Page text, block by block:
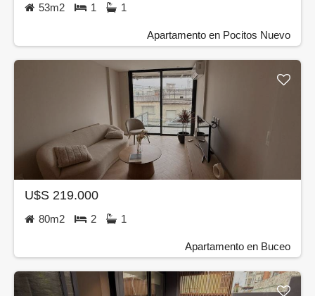
53m2 1 1
Apartamento en Pocitos Nuevo
U$S 219.000
80m2 2 1
Apartamento en Buceo